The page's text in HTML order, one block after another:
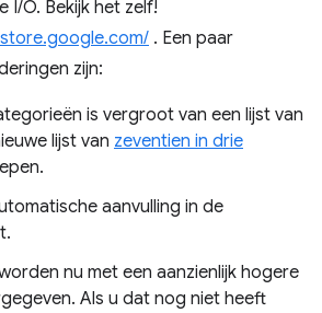
I/O. Bekijk het zelf!
. Een paar
zijn:
is vergroot van een lijst van
lijst van zeventien in drie
aanvulling in de
nu met een aanzienlijk hogere
Als u dat nog niet heeft